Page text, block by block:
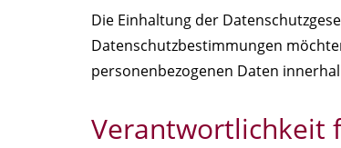
Die Einhaltung der
Datenschutzbestimmungen
personenbezogenen Daten
Verantwortlichkeit